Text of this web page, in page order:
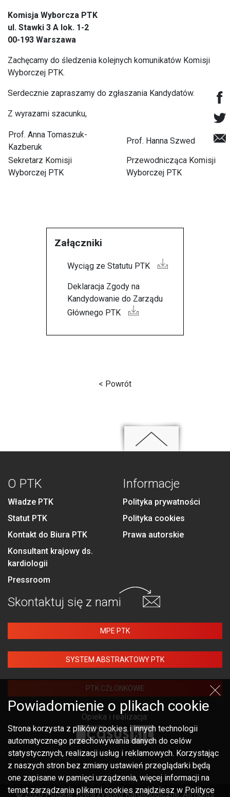
Komisja Wyborcza PTK
ul. Stawki 3 A lok. 1-2
00-193 Warszawa
Zachęcamy do śledzenia kolejnych komunikatów Komisji
Wyborczej PTK.
Serdecznie zapraszamy do zgłaszania Kandydatów.
Z wyrazami szacunku,
Prof. Anna Tomaszuk-
Kazberuk
Prof. Hanna Szwed
Sekretarz Komisji
Wyborczej PTK
Przewodnicząca Komisji
Wyborczej PTK
Załączniki
Wyciąg ze Statutu PTK
Deklaracja Zgody na
Kandydowanie do Zarządu
Głównego PTK
< Powrót
O PTK
Władze PTK
Statut PTK
Kontakt do Biura PTK
Konsultant krajowy ds.
kardiologii
Pressroom
Informacje
Polityka prywatności
Polityka cookies
Prawa autorskie
Skontaktuj się z nami
MPE PTK
SYSTEM ABSTRAKTOWY PTK
PTK CZŁONKOWIE
Opieka i realizacja:
© 2020 Polskie Towarzystwo Kardiologiczne. All rights
Powiadomienie o plikach cookie
Strona korzysta z plików cookies i innych technologii
automatycznego przechowywania danych do celów
statystycznych, realizacji usług i reklamowych. Korzystając
z naszych stron bez zmiany ustawień przeglądarki będą
one zapisane w pamięci urządzenia, więcej informacji na
temat zarządzania plikami cookies znajdziesz w Polityce